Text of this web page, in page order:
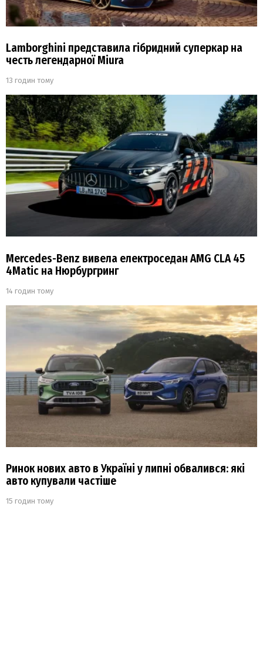
Lamborghini представила гібридний суперкар на
честь легендарної Miura
13 годин тому
Mercedes-Benz вивела електроседан AMG CLA 45
4Matic на Нюрбургринг
14 годин тому
Ринок нових авто в Україні у липні обвалився: які
авто купували частіше
15 годин тому